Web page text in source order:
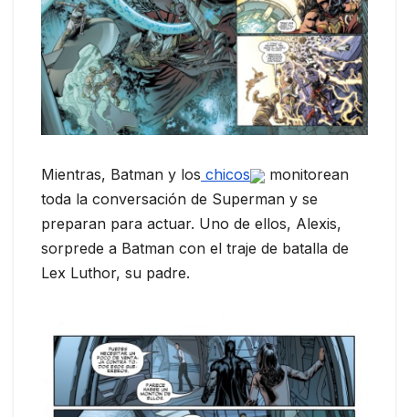
Mientras, Batman y los chicos
monitorean
toda la conversación de Superman y se
preparan para actuar. Uno de ellos, Alexis,
sorprede a Batman con el traje de batalla de
Lex Luthor, su padre.